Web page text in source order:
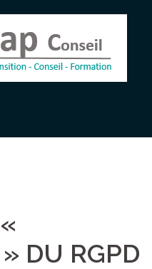
» DU RGPD